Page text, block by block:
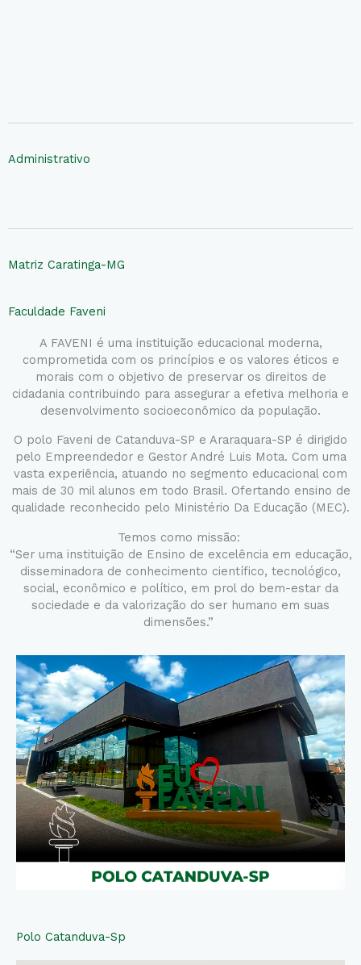
Administrativo
Matriz Caratinga-MG
Faculdade Faveni
A FAVENI é uma instituição educacional moderna,
comprometida com os princípios e os valores éticos e
morais com o objetivo de preservar os direitos de
cidadania contribuindo para assegurar a efetiva melhoria e
desenvolvimento socioeconômico da população.
O polo Faveni de Catanduva-SP e Araraquara-SP é dirigido
pelo Empreendedor e Gestor André Luis Mota. Com uma
vasta experiência, atuando no segmento educacional com
mais de 30 mil alunos em todo Brasil. Ofertando ensino de
qualidade reconhecido pelo Ministério Da Educação (MEC).
Temos como missão:
“Ser uma instituição de Ensino de excelência em educação,
disseminadora de conhecimento científico, tecnológico,
social, econômico e político, em prol do bem-estar da
sociedade e da valorização do ser humano em suas
dimensões.”
Polo Catanduva-Sp